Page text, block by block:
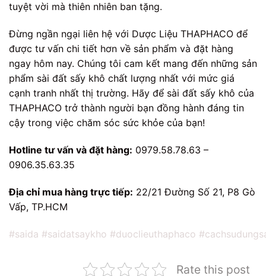
tuyệt vời mà thiên nhiên ban tặng.
Đừng ngần ngại liên hệ với Dược Liệu THAPHACO để
được tư vấn chi tiết hơn về sản phẩm và đặt hàng
ngay hôm nay. Chúng tôi cam kết mang đến những sản
phẩm sài đất sấy khô chất lượng nhất với mức giá
cạnh tranh nhất thị trường. Hãy để sài đất sấy khô của
THAPHACO trở thành người bạn đồng hành đáng tin
cậy trong việc chăm sóc sức khỏe của bạn!
Hotline tư vấn và đặt hàng: 0979.58.78.63 –
0906.35.63.35
Địa chỉ mua hàng trực tiếp: 22/21 Đường Số 21, P8 Gò
Vấp, TP.HCM
#saida #saidatsaykho #duoclieuthaphaco
Rate this post